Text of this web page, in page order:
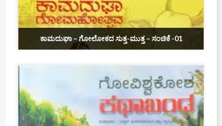
ಕಾಮದುಘಾ – ಗೋಲೋಕದ ಸುತ್ತ-ಮುತ್ತ – ಸಂಚಿಕೆ -01